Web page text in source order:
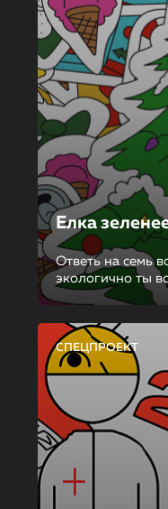
Елка
Ответь на семь
экологично ты
СПЕЦПРОЕКТ